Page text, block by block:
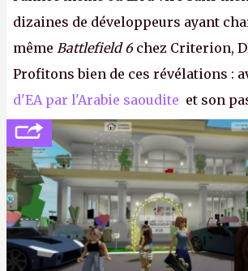
dizaines de développeurs ayant
même Battlefield 6chez Criterion,
Profitons bien de ces révélations :
d'EA par l'Arabie saoudite et son
société privée, l'éditeur n'aura
l'obligation de publier ses bilans.
victoire pour la transparence.P.